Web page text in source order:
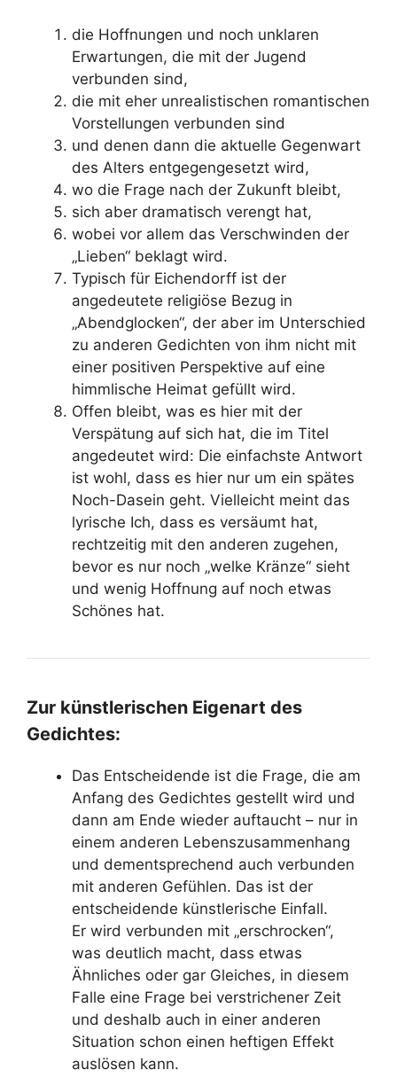
die Hoffnungen und noch unklaren
Erwartungen, die mit der Jugend
verbunden sind,
die mit eher unrealistischen romantischen
Vorstellungen verbunden sind
und denen dann die aktuelle Gegenwart
des Alters entgegengesetzt wird,
wo die Frage nach der Zukunft bleibt,
sich aber dramatisch verengt hat,
wobei vor allem das Verschwinden der
„Lieben“ beklagt wird.
Typisch für Eichendorff ist der
angedeutete religiöse Bezug in
„Abendglocken“, der aber im Unterschied
zu anderen Gedichten von ihm nicht mit
einer positiven Perspektive auf eine
himmlische Heimat gefüllt wird.
Offen bleibt, was es hier mit der
Verspätung auf sich hat, die im Titel
angedeutet wird: Die einfachste Antwort
ist wohl, dass es hier nur um ein spätes
Noch-Dasein geht. Vielleicht meint das
lyrische Ich, dass es versäumt hat,
rechtzeitig mit den anderen zugehen,
bevor es nur noch „welke Kränze“ sieht
und wenig Hoffnung auf noch etwas
Schönes hat.
Zur künstlerischen Eigenart des
Gedichtes:
Das Entscheidende ist die Frage, die am
Anfang des Gedichtes gestellt wird und
dann am Ende wieder auftaucht – nur in
einem anderen Lebenszusammenhang
und dementsprechend auch verbunden
mit anderen Gefühlen. Das ist der
entscheidende künstlerische Einfall.
Er wird verbunden mit „erschrocken“,
was deutlich macht, dass etwas
Ähnliches oder gar Gleiches, in diesem
Falle eine Frage bei verstrichener Zeit
und deshalb auch in einer anderen
Situation schon einen heftigen Effekt
auslösen kann.